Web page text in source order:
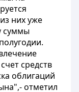
них уже
суммы
средств
облигаций
отметил